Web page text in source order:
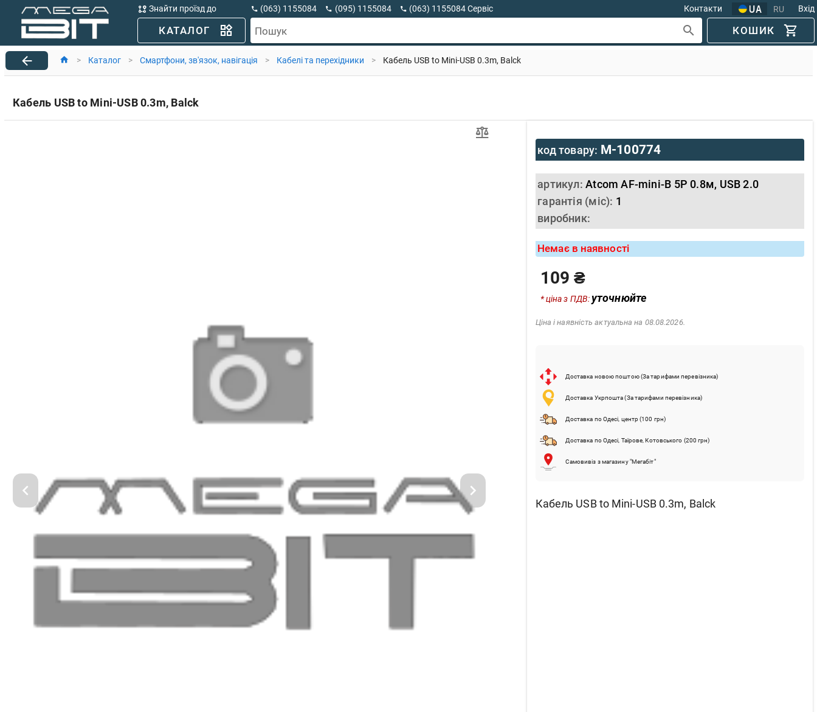
Знайти проїзд до
MegaBit
(063) 1155084 (095) 1155084
(063) 1155084 Сервіс
Вхід
RU
Контакти
КАТАЛОГ Пошук КОШИК
> Каталог > Смартфони, зв'язок, навігація > Кабелі та перехідники > Кабель USB to Mini-USB 0.3m, Balck
Кабель USB to Mini-USB 0.3m, Balck
код товару: M-100774
артикул:Atcom AF-mini-B 5P 0.8м, USB 2.0
гарантія (міс): 1
виробник:
Немає в наявності
109 ₴
* ціна з ПДВ:уточнюйте
Ціна і наявність актуальна на 08.08.2026.
Доставка новою поштою (За тарифами перевізника)
Доставка Укрпошта (За тарифами перевізника)
Доставка по Одесі, центр (100 грн)
Доставка по Одесі, Таїрове, Котовського (200 грн)
Самовивіз з магазину "Мегабіт"
Кабель USB to Mini-USB 0.3m, Balck